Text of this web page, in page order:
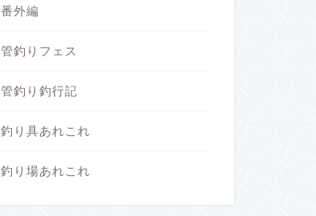
番外編
管釣りフェス
管釣り釣行記
釣り具あれこれ
釣り場あれこれ